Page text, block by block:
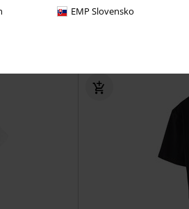
EMP Slovensko